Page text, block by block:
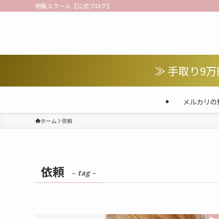
物販スクール【公式ブログ】
メルカリの
≫ 手取り9万
ホーム 依頼
依頼 – tag –